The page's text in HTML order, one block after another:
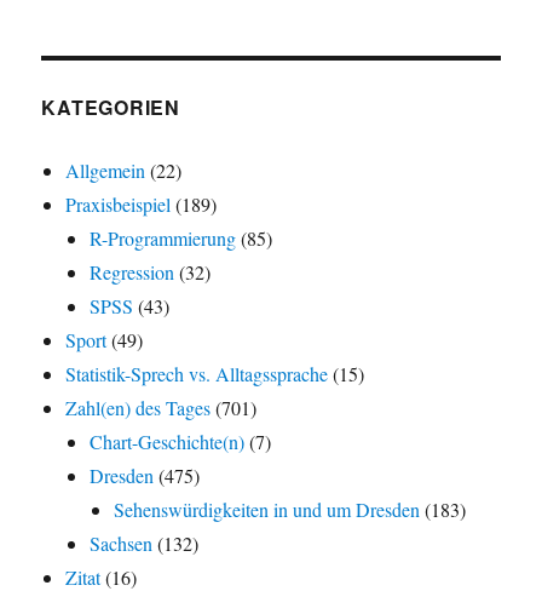
KATEGORIEN
Allgemein (22)
Praxisbeispiel (189)
R-Programmierung(85)
Regression (32)
SPSS (43)
Sport(49)
Statistik-Sprech vs. Alltagssprache(15)
Zahl(en) des Tages(701)
Chart-Geschichte(n)(7)
Dresden (475)
Sehenswürdigkeiten in und um Dresden (183)
Sachsen (132)
Zitat(16)